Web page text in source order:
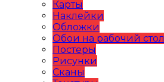
Карты
Наклейки
Обложки
Обои на рабочий стол
Постеры
Рисунки
Сканы